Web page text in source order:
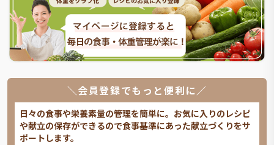
＼会員登録でもっと便利に／
日々の食事や栄養素量の管理を簡単に。お気に入りのレシピ
や献立の保存ができるので食事基準にあった献立づくりをサ
ポートします。